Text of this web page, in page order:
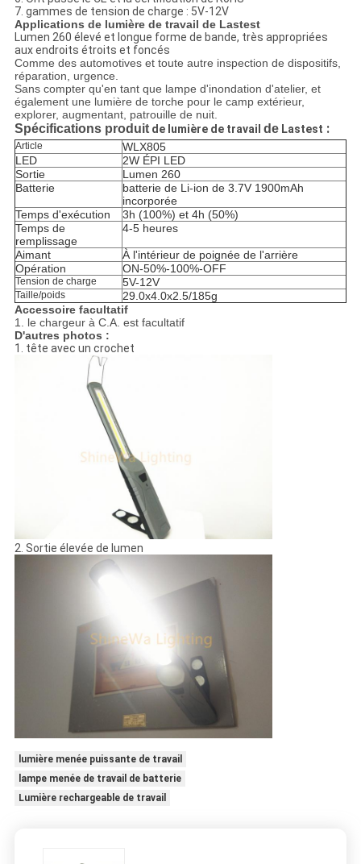
7. gammes de tension de charge : 5V-12V
Applications de lumière de travail deLastest
Lumen 260 élevé et longue forme de bande, très appropriées
aux endroits étroits et foncés
Comme des automotives et toute autre inspection de dispositifs,
réparation, urgence.
Sans compter qu'en tant que lampe d'inondation d'atelier, et
également une lumière de torche pour le camp extérieur,
explorer, augmentant, patrouille de nuit.
Spécifications produitde lumière de travail deLastest :
Article
WLX805
LED
2W ÉPI LED
Sortie
Lumen 260
Batterie
batterie de Li-ion de 3.7V 1900mAh
incorporée
Temps d'exécution
3h (100%) et 4h (50%)
Temps de
remplissage
4-5 heures
Aimant
À l'intérieur de poignée de l'arrière
Opération
ON-50%-100%-OFF
Tension de charge 5V-12V
Taille/poids
29.0x4.0x2.5/185g
Accessoire facultatif
1. le chargeur à C.A. est facultatif
D'autres photos :
1. tête avec un crochet
2. Sortie élevée de lumen
lumière menée puissante de travail
lampe menée de travail de batterie
Lumière rechargeable de travail